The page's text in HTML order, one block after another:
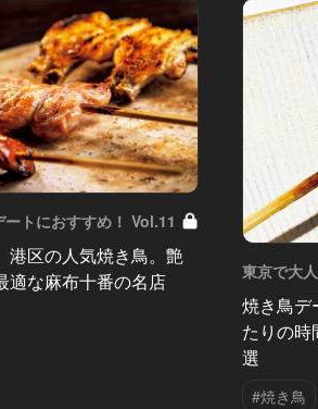
トにおすすめ！ Vol.11
港区の人気焼き鳥。艶
適な麻布十番の名店
東京で大
焼き鳥デ
たりの
選
#焼き鳥